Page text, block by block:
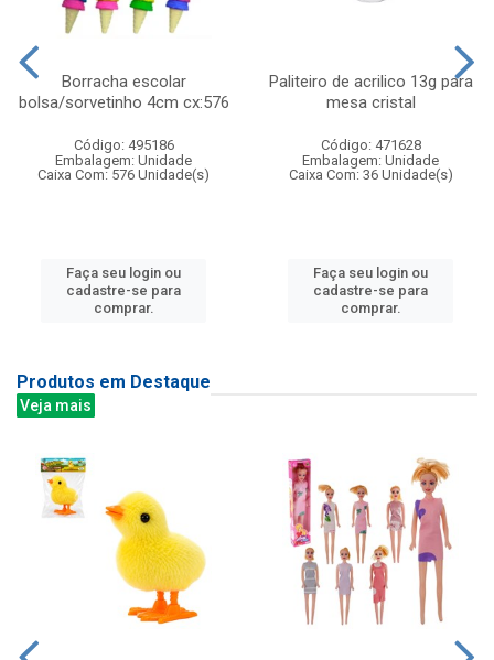
Borracha escolar
bolsa/sorvetinho 4cm cx:576
Código: 495186
Embalagem: Unidade
Caixa Com: 576 Unidade(s)
Faça seu login ou
cadastre-se para
comprar.
Paliteiro de acrilico 13g para
mesa cristal
Código: 471628
Embalagem: Unidade
Caixa Com: 36 Unidade(s)
Faça seu login ou
cadastre-se para
comprar.
Produtos em Destaque
Veja mais